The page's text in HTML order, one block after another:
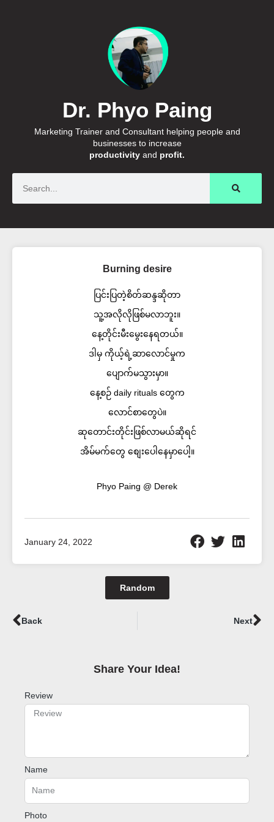
Dr. Phyo Paing
Marketing Trainer and Consultant helping people and
businesses to increase
productivity and profit.
Burning desire
ပြင်းပြတဲ့စိတ်ဆန္ဒဆိုတာ
သူ့အလိုလိုဖြစ်မလာဘူး။
နေ့တိုင်းမီးမွေးနေရတယ်။
ဒါမှ ကိုယ့်ရဲ့ဆာလောင်မှုက
ပျောက်မသွားမှာ။
နေ့စဉ် daily rituals တွေက
လောင်စာတွေပဲ။
ဆုတောင်းတိုင်းဖြစ်လာမယ်ဆိုရင်
အိမ်မက်တွေ စျေးပေါနေမှာပေါ့။
Phyo Paing @ Derek
January 24, 2022
Random
Prev
Back Next
Share Your Idea!​
Review
Name
Photo